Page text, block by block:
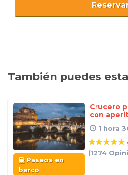
También puedes
Paseos en
barco
Crucero
con
1 hora
(1274